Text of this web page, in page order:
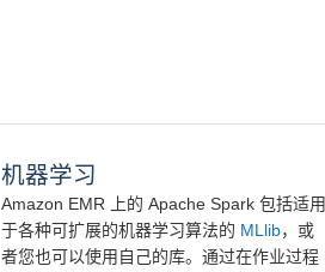
机器学习
Amazon EMR 上的 Apache Spark 包括适用
于各种可扩展的机器学习算法的 MLlib，或
者您也可以使用自己的库。通过在作业过程